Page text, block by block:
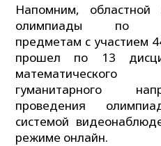
Напомним, областной
олимпиады по
предметам с участием
прошел по 13
гуманитарного
проведения
системой
режиме онлайн.